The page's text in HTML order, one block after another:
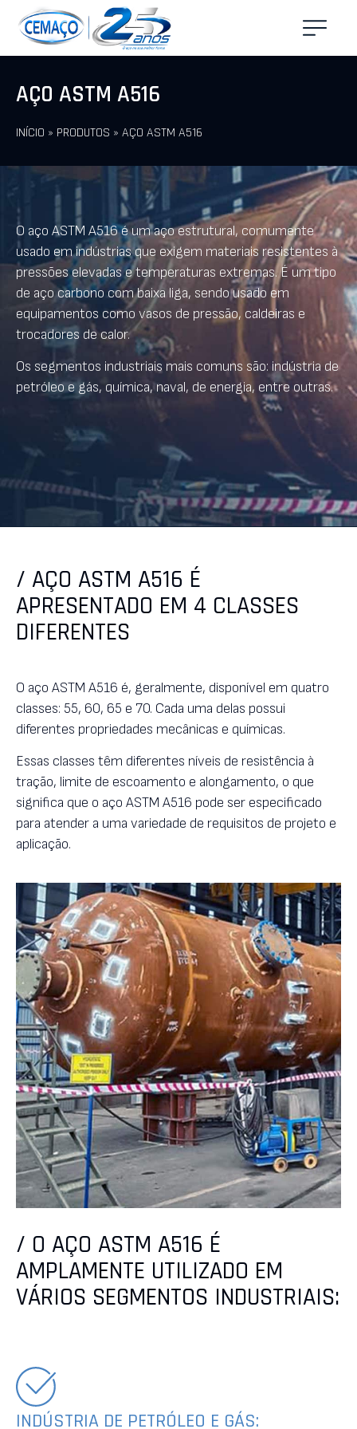
AÇO ASTM A516
INÍCIO » PRODUTOS » AÇO ASTM A516
O aço ASTM A516 é um aço estrutural, comumente
usado em indústrias que exigem materiais resistentes à
pressões elevadas e temperaturas extremas. É um tipo
de aço carbono com baixa liga, sendo usado em
equipamentos como vasos de pressão, caldeiras e
trocadores de calor.
Os segmentos industriais mais comuns são: indústria de
petróleo e gás, química, naval, de energia, entre outras.
/ AÇO ASTM A516 É
APRESENTADO EM 4 CLASSES
DIFERENTES
O aço ASTM A516 é, geralmente, disponível em quatro
classes: 55, 60, 65 e 70. Cada uma delas possui
diferentes propriedades mecânicas e químicas.
Essas classes têm diferentes níveis de resistência à
tração, limite de escoamento e alongamento, o que
significa que o aço ASTM A516 pode ser especificado
para atender a uma variedade de requisitos de projeto e
aplicação.
/ O AÇO ASTM A516 É
AMPLAMENTE UTILIZADO EM
VÁRIOS SEGMENTOS INDUSTRIAIS:
INDÚSTRIA DE PETRÓLEO E GÁS: